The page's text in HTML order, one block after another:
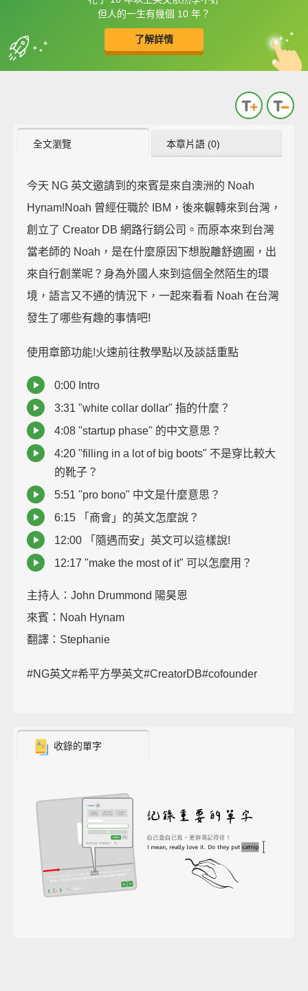
但人的一生有幾個 10 年？
了解詳情
框選或點兩下字幕可以直接查字典喔！
全文瀏覽 本章片語 (0)
今天 NG 英文邀請到的來賓是來自澳洲的 Noah
Hynam!Noah 曾經任職於 IBM，後來輾轉來到台灣，
創立了 Creator DB 網路行銷公司。而原本來到台灣
當老師的 Noah，是在什麼原因下想脫離舒適圈，出
來自行創業呢？身為外國人來到這個全然陌生的環
境，語言又不通的情況下，一起來看看 Noah 在台灣
發生了哪些有趣的事情吧!
使用章節功能!火速前往教學點以及談話重點
0:00 Intro
3:31 "white collar dollar" 指的什麼？
4:08 "startup phase" 的中文意思？
4:20 "filling in a lot of big boots" 不是穿比較大
的靴子？
5:51 "pro bono" 中文是什麼意思？
6:15 「商會」的英文怎麼說？
12:00 「隨遇而安」英文可以這樣說!
12:17 "make the most of it" 可以怎麼用？
主持人：John Drummond 陽昊恩
來賓：Noah Hynam
翻譯：Stephanie
#NG英文#希平方學英文#CreatorDB#cofounder
收錄的單字